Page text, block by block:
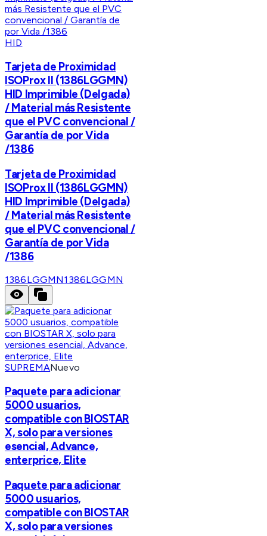
HID
Tarjeta de Proximidad
ISOProx II (1386LGGMN)
HID Imprimible (Delgada)
/ Material más Resistente
que el PVC convencional /
Garantía de por Vida
/1386
Tarjeta de Proximidad
ISOProx II (1386LGGMN)
HID Imprimible (Delgada)
/ Material más Resistente
que el PVC convencional /
Garantía de por Vida
/1386
1386LGGMN1386LGGMN
SUPREMANuevo
Paquete para adicionar
5000 usuarios,
compatible con BIOSTAR
X, solo para versiones
esencial, Advance,
enterprice, Elite
Paquete para adicionar
5000 usuarios,
compatible con BIOSTAR
X, solo para versiones